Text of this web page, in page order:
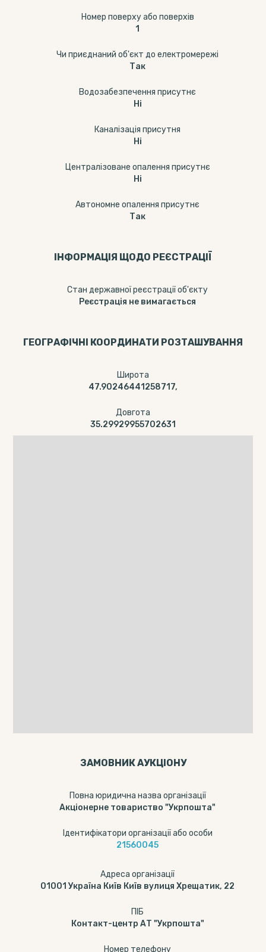
Номер поверху або поверхів
1
Чи приєднаний об'єкт до електромережі
Так
Водозабезпечення присутнє
Ні
Каналізація присутня
Ні
Централізоване опалення присутнє
Ні
Автономне опалення присутнє
Так
ІНФОРМАЦІЯ ЩОДО РЕЄСТРАЦІЇ
Стан державної реєстрації об'єкту
Реєстрація не вимагається
ГЕОГРАФІЧНІ КООРДИНАТИ РОЗТАШУВАННЯ
Широта
47.90246441258717,
Довгота
35.29929955702631
ЗАМОВНИК АУКЦІОНУ
Повна юридична назва організації
Акціонерне товариство "Укрпошта"
Ідентифікатори організації або особи
21560045
Адреса організації
01001 Україна Київ Київ вулиця Хрещатик, 22
ПІБ
Контакт-центр АТ "Укрпошта"
Номер телефону